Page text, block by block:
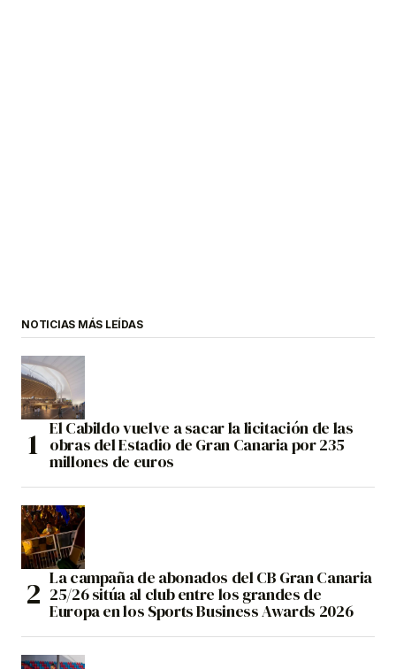
NOTICIAS MÁS LEÍDAS
El Cabildo vuelve a sacar la licitación de las
obras del Estadio de Gran Canaria por 235
millones de euros
La campaña de abonados del CB Gran Canaria
25/26 sitúa al club entre los grandes de
Europa en los Sports Business Awards 2026